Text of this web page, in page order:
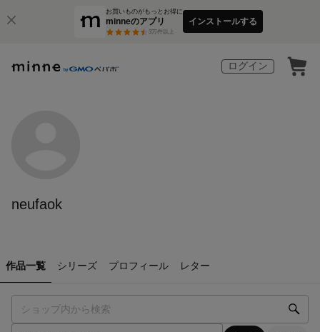
お買いものがもっとお得に
minneのアプリ
3万件以上
インストールする
ログイン
neufaok
作品一覧 シリーズ プロフィール レター